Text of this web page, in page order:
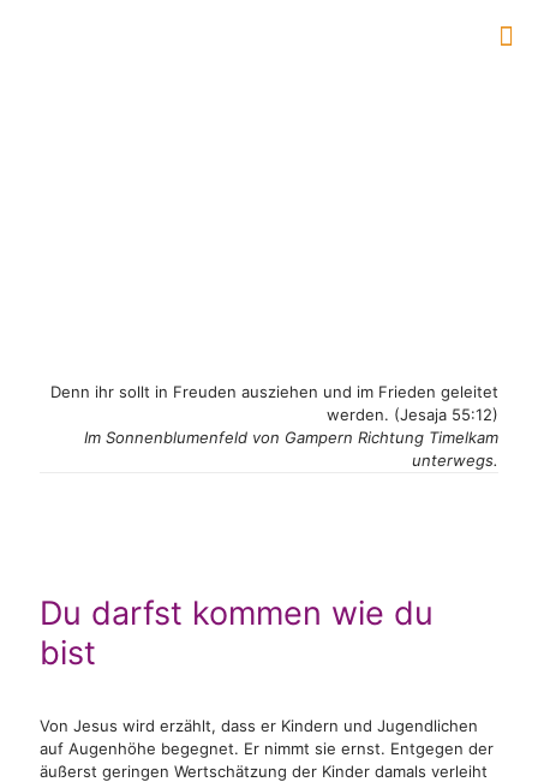
Denn ihr sollt in Freuden ausziehen und im Frieden geleitet
werden. (Jesaja 55:12)
Im Sonnenblumenfeld von Gampern Richtung Timelkam
unterwegs.
Du darfst kommen wie du
bist
Von Jesus wird erzählt, dass er Kindern und Jugendlichen
auf Augenhöhe begegnet. Er nimmt sie ernst. Entgegen der
äußerst geringen Wertschätzung der Kinder damals verleiht